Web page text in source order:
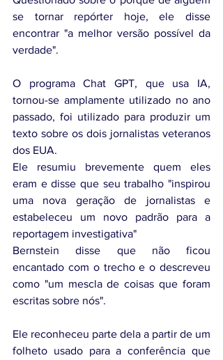
se tornar repórter hoje, ele disse
encontrar "a melhor versão possível da
verdade".
O programa Chat GPT, que usa IA,
tornou-se amplamente utilizado no ano
passado, foi utilizado para produzir um
texto sobre os dois jornalistas veteranos
dos EUA.
Ele resumiu brevemente quem eles
eram e disse que seu trabalho "inspirou
uma nova geração de jornalistas e
estabeleceu um novo padrão para a
reportagem investigativa"
Bernstein disse que não ficou
encantado com o trecho e o descreveu
como "um mescla de coisas que foram
escritas sobre nós".
Ele reconheceu parte dela a partir de um
folheto usado para a conferência que